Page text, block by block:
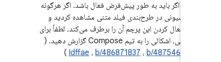
کند. اگر باید به طور پیش‌فرض فعال باشد. اگر هرگونه
رگرسیونی در طرح‌بندی فیلد متنی مشاهده کردید و
غیرفعال کردن این پرچم آن را برطرف می‌کند، لطفاً برای
بررسی، اشکالی را به تیم Compose گزارش دهید. (
Idffae،b/486871837،b/487546327
)